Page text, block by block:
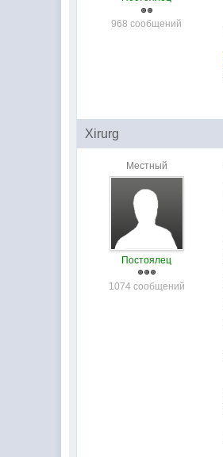
968 сообщений
Xirurg
Местный
Постоялец
1074 сообщений